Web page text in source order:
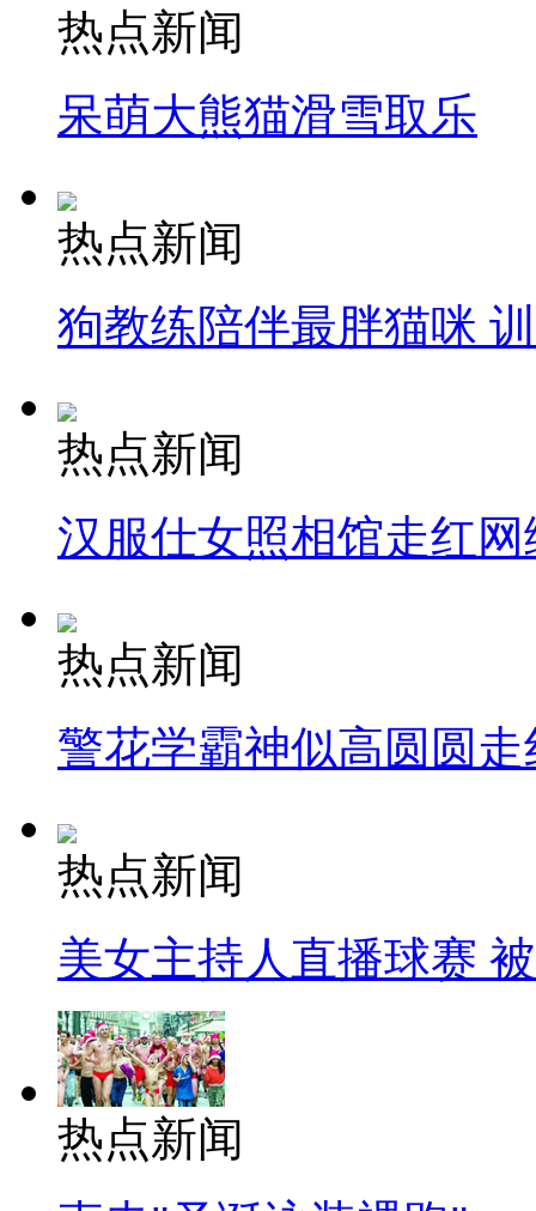
纽约上演“枕头大战”
司机酒驾遇交警 急速倒车逃窜
热点新闻
呆萌大熊猫滑雪取乐
热点新闻
狗教练陪伴最胖猫咪
热点新闻
汉服仕女照相馆走红网
热点新闻
警花学霸神似高圆圆走
热点新闻
美女主持人直播球赛
热点新闻